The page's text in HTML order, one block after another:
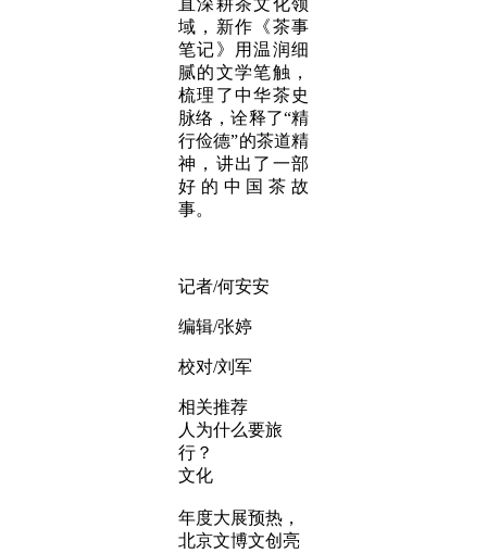
直深耕茶文化领
域，新作《茶事
笔记》用温润细
腻的文学笔触，
梳理了中华茶史
脉络，诠释了“精
行俭德”的茶道精
神，讲出了一部
好的中国茶故
事。
记者/何安安
编辑/张婷
校对/刘军
相关推荐
人为什么要旅
行？
文化
年度大展预热，
北京文博文创亮